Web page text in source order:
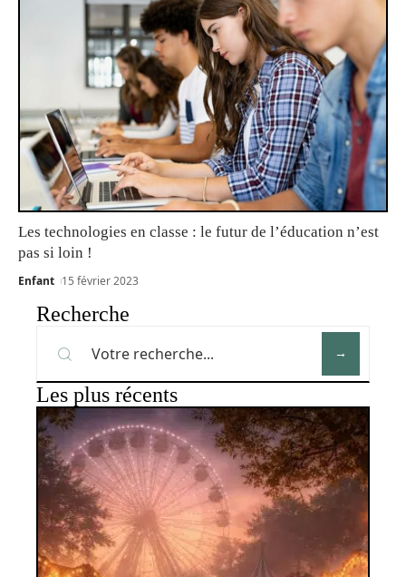
Les technologies en classe : le futur de l’éducation n’est
pas si loin !
Enfant 15 février 2023
Recherche
Les plus récents